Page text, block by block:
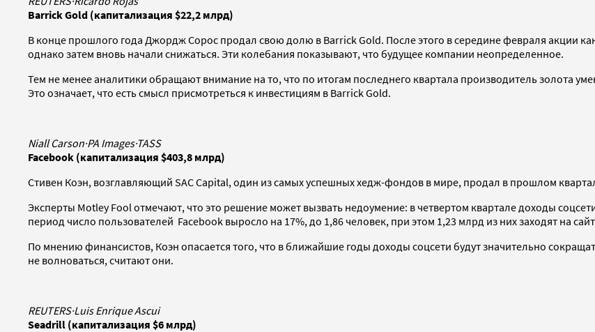
Barrick Gold (капитализация $22,2 млрд)
В конце прошлого года Джордж Сорос продал свою долю в Barrick Gold. После этого в середине февраля акции
однако затем вновь начали снижаться. Эти колебания показывают, что будущее компании неопределенное.
Тем не менее аналитики обращают внимание на то, что по итогам последнего квартала производитель золота
Это означает, что есть смысл присмотреться к инвестициям в Barrick Gold.
Niall Carson·PA Images·TASS
Facebook (капитализация $403,8 млрд)
Стивен Коэн, возглавляющий SAC Capital, один из самых успешных хедж-фондов в мире, продал в прошлом
Эксперты Motley Fool отмечают, что это решение может вызвать недоумение: в четвертом квартале доходы
период число пользователей Facebook выросло на 17%, до 1,86 человек, при этом 1,23 млрд из них заходят на
По мнению финансистов, Коэн опасается того, что в ближайшие годы доходы соцсети будут значительно
не волноваться, считают они.
REUTERS·Luis Enrique Ascui
Seadrill (капитализация $6 млрд)